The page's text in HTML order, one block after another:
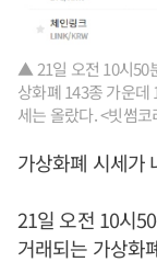
▲ 21일 오전 10시50
상화폐 143종 가운데
세는 올랐다. <빗썸코
가상화폐 시세가
21일 오전 10시
거래되는 가상화